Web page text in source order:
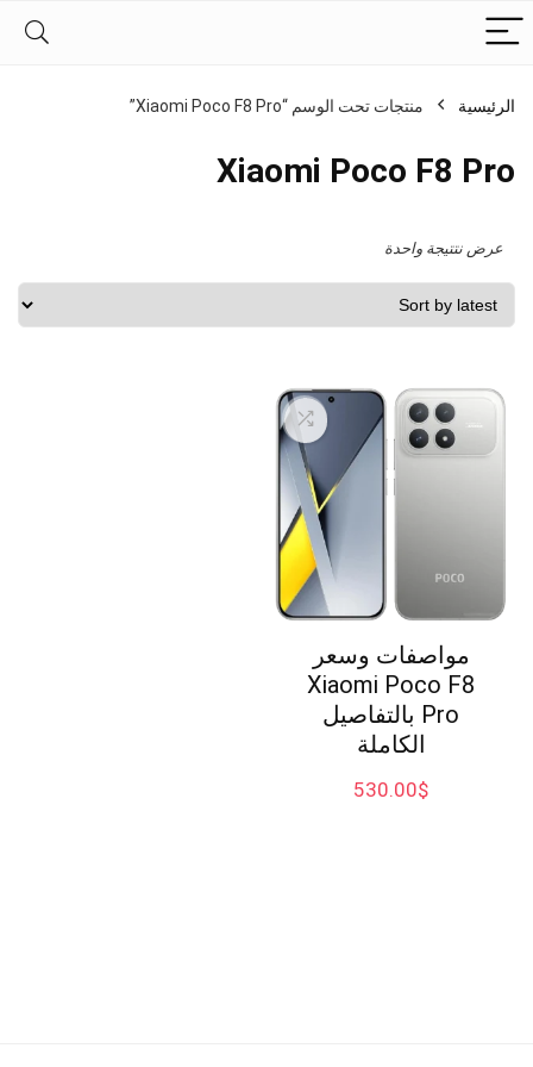
الرئيسية منتجات تحت الوسم “Xiaomi Poco F8 Pro”
Xiaomi Poco F8 Pro
عرض نتتيجة واحدة
مواصفات وسعر
Xiaomi Poco F8
Pro بالتفاصيل
الكاملة
$
530.00